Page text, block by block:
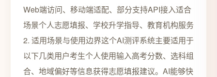
Web端访问、移动端适配、部分支持API接入适合
场景个人志愿填报、学校升学指导、教育机构服务
2. 适用场景与使用边界这个AI测评系统主要适用于
以下几类用户考生个人使用输入高考分数、选科组
合、地域偏好等信息获得志愿填报建议。AI能够快